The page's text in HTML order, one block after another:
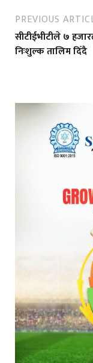
PREVIOUS
सीटीईभीटीले ७
निःशुल्क तालिम दिँदै